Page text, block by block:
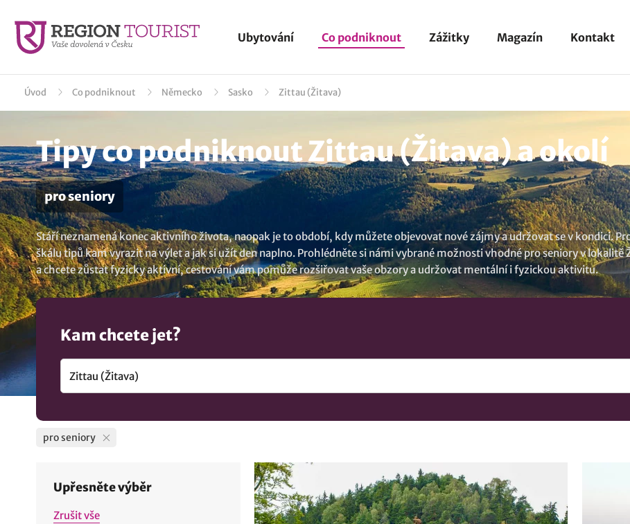
Ubytování Co podniknout Zážitky Magazín Kontakt
Úvod Co podniknout Německo Sasko Zittau (Žitava)
Tipy co podniknout Zittau (Žitava) a okolí
pro seniory
Stáří neznamená konec aktivního života, naopak je to období, kdy můžete objevovat nové zájmy a udržovat se v kondici.
škálu tipů kam vyrazit na výlet a jak si užít den naplno. Prohlédněte si námi vybrané možnosti vhodné pro seniory v lokalitě
a chcete zůstat fyzicky aktivní, cestování vám pomůže rozšiřovat vaše obzory a udržovat mentální i fyzickou aktivitu.
Kam chcete jet?
pro seniory
Upřesněte výběr
Zrušit vše